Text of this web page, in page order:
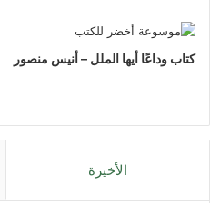
كتاب وداعًا أيها الملل – أنيس منصور
الأخيرة